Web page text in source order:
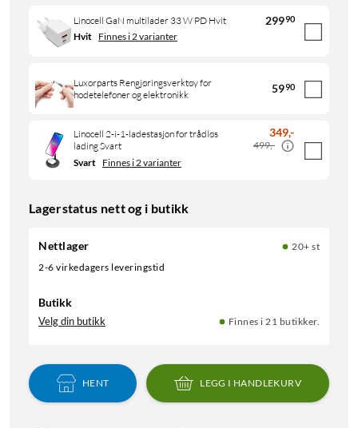
Linocell GaN multilader 33 W PD Hvit 29990
Hvit Finnes i 2 varianter
Luxorparts Rengjøringsverktøy for
hodetelefoner og elektronikk
5990
Linocell 2-i-1-ladestasjon for trådløs
lading Svart
349,-
499,-
Svart Finnes i 2 varianter
Lagerstatus nett og i butikk
Nettlager
20+ st
2-6 virkedagers leveringstid
Butikk
Velg din butikk Finnes i 21 butikker.
HENT LEGG I HANDLEKURV